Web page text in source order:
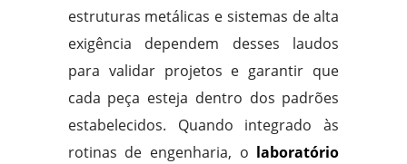
estruturas metálicas e sistemas de alta
exigência dependem desses laudos
para validar projetos e garantir que
cada peça esteja dentro dos padrões
estabelecidos. Quando integrado às
rotinas de engenharia, o laboratório